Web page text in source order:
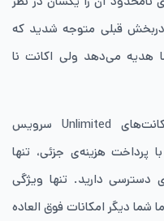
قبلی متوجه شدید که
هدیه می‌دهد ولی اکانت نا
اکانت نا محدود یا به اصطلاح اکانت‌های Unlimited سرویس
پرداخت هزینه‌ی جزئی، تنها
دارید. تنها ویژگی
دیگر امکانات فوق العاده